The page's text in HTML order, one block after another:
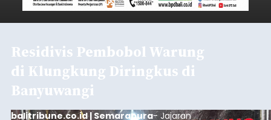
Residivis Pembobol Warung
di Klungkung Diringkus di
Banyuwangi
balitribune.co.id | Semarapura- Jajaran